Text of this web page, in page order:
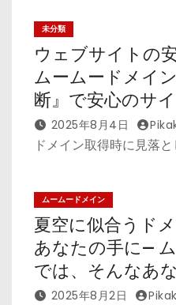
未分類
ウェブサイトの
ムームードメイ
断』で安心のサイ
2025年8月4日
ドメイン取得時に見落
ムームードメイン
夏空に似合うド
あなたの手に—
では、そんなあ
でサポート
2025年8月2日